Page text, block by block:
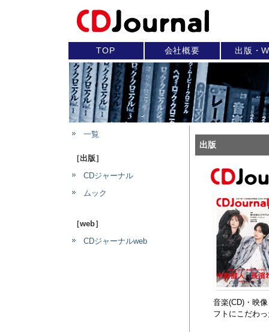
TOP 会社概要 出版・
一覧
［出版］
CDジャーナル
ムック
［web］
CDジャーナルweb
出版
音楽(CD)・映
フトにこだわ